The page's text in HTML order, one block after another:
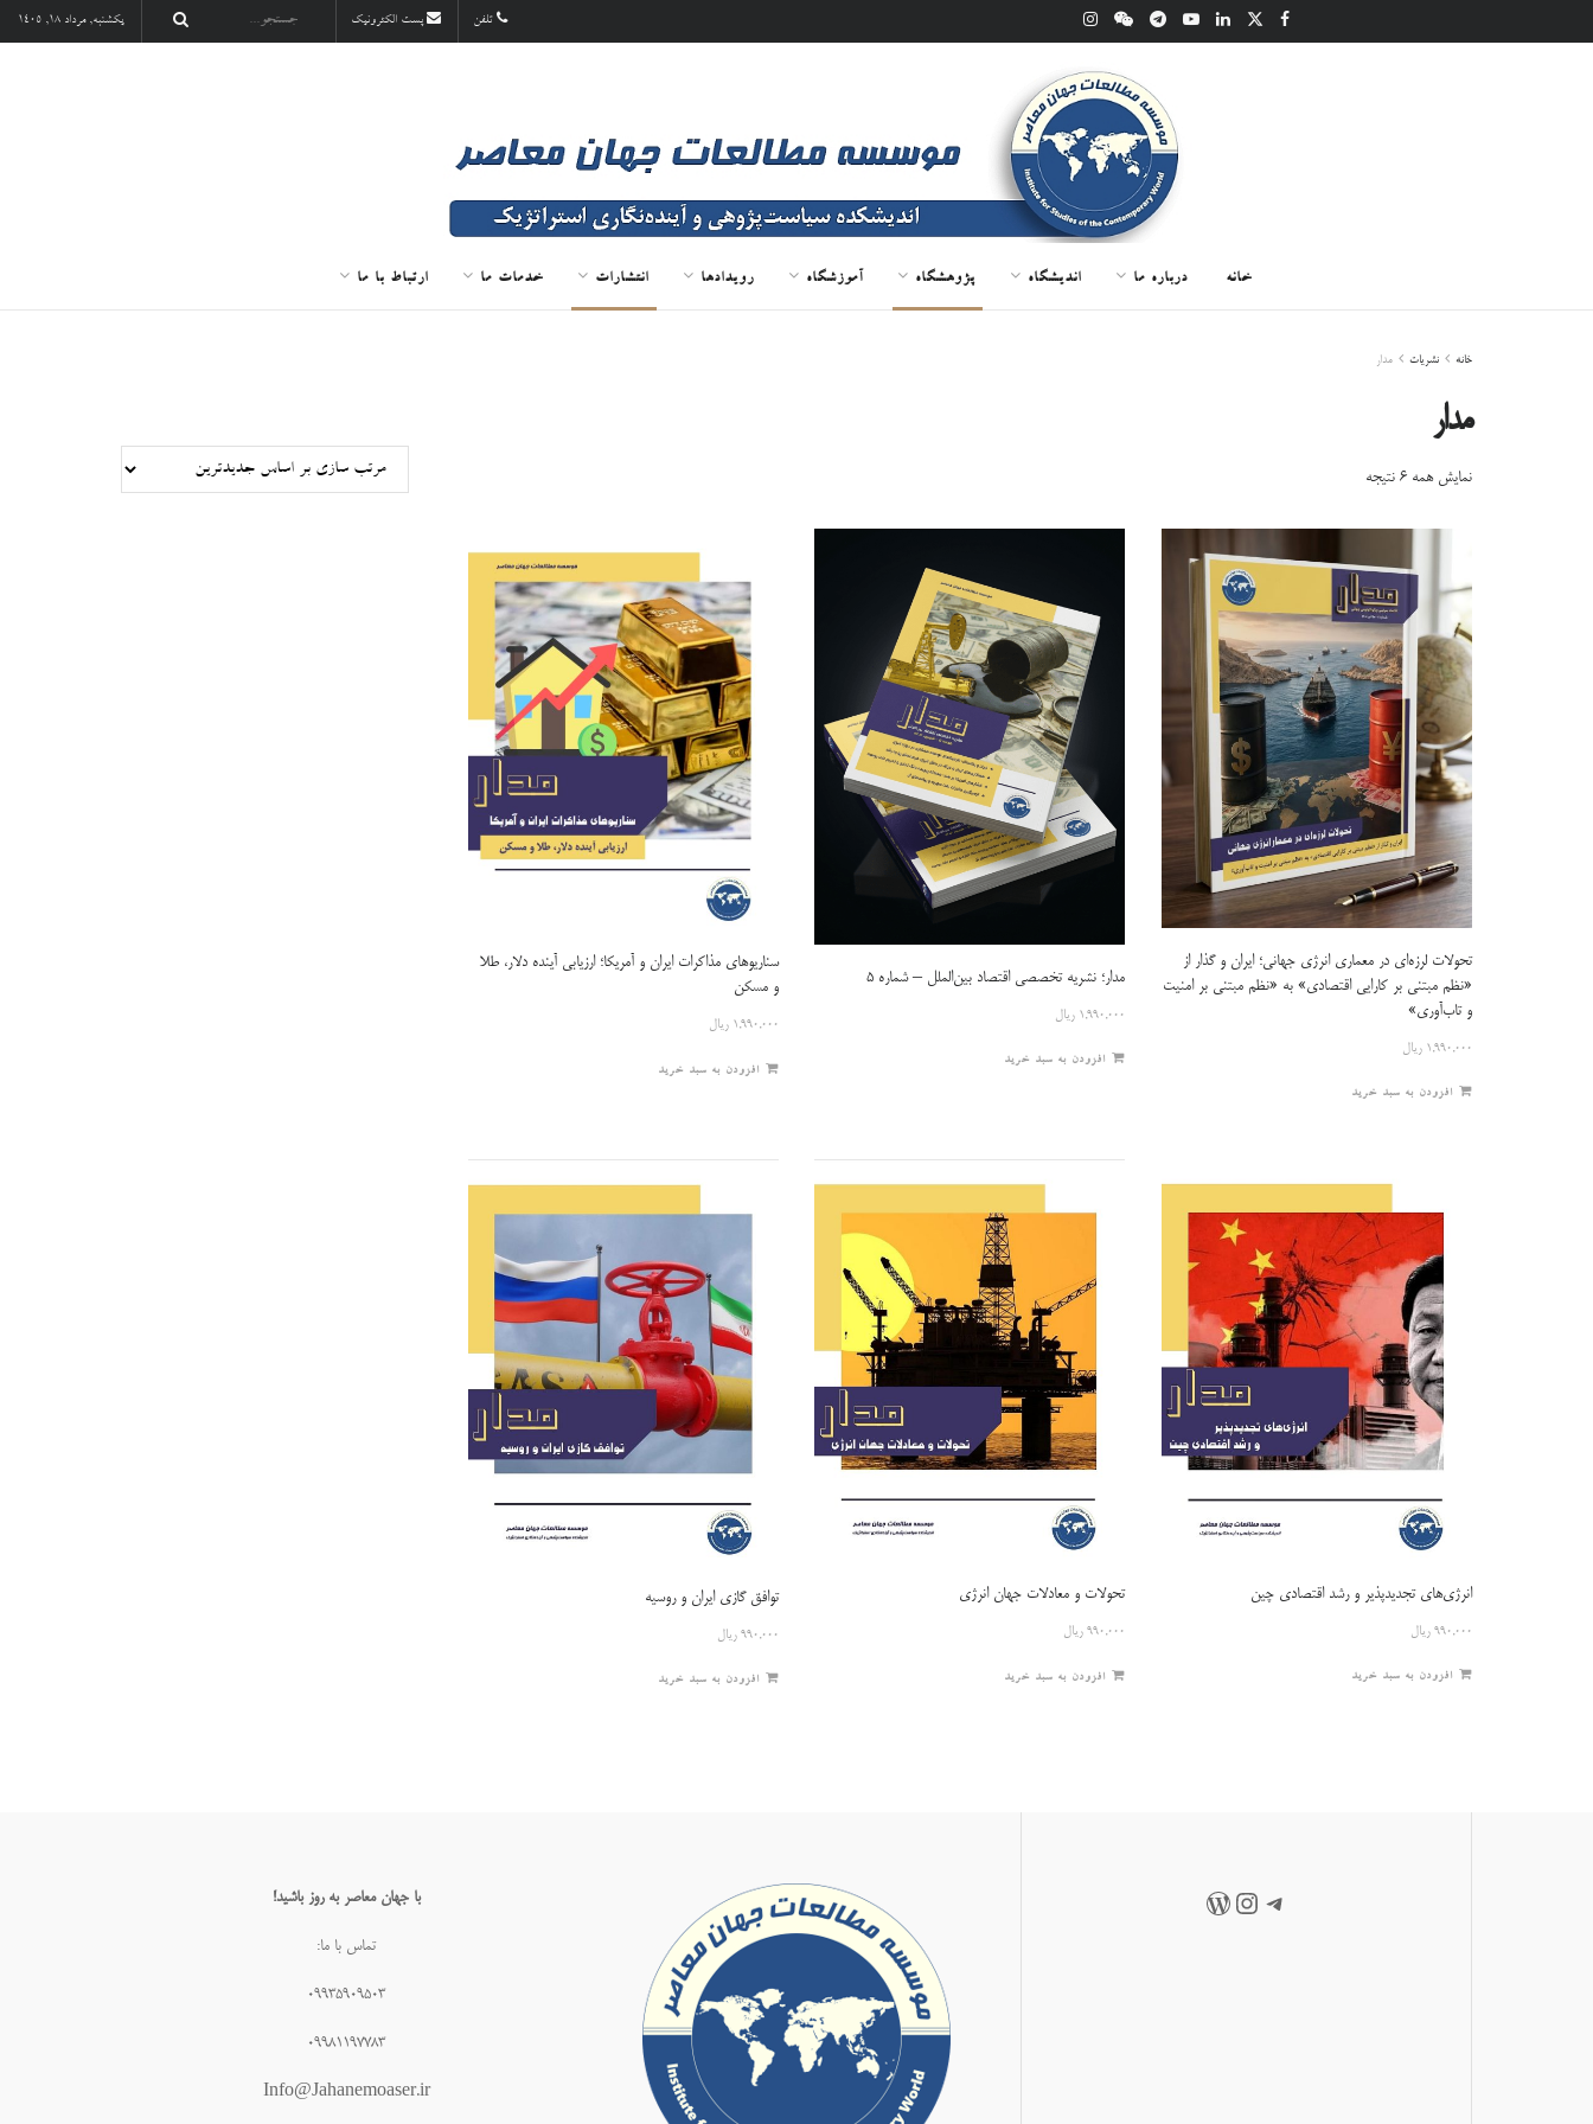
تلفن پست الکترونیک یکشنبه, مرداد ۱۸, ۱۴۰۵
خانه درباره ما اندیشگاه پژوهشگاه آموزشگاه رویدادها انتشارات خدمات ما ارتباط با ما
خانه نشریات مدار
مدار
نمایش همه ۶ نتیجه
تحولات لرزه‌ای در معماری انرژی جهانی؛ ایران و گذار از
«نظم مبتنی بر کارایی اقتصادی» به «نظم مبتنی بر امنیت
و تاب‌آوری»
۱,۹۹۰,۰۰۰ ریال
افزودن به سبد خرید
مدار؛ نشریه تخصصی اقتصاد بین‌الملل – شماره ۵
۱,۹۹۰,۰۰۰ ریال
افزودن به سبد خرید
سناریوهای مذاکرات ایران و آمریکا؛ ارزیابی آینده دلار، طلا
و مسکن
۱,۹۹۰,۰۰۰ ریال
افزودن به سبد خرید
انرژی‌های تجدیدپذیر و رشد اقتصادی چین
۹۹۰,۰۰۰ ریال
افزودن به سبد خرید
تحولات و معادلات جهان انرژی
۹۹۰,۰۰۰ ریال
افزودن به سبد خرید
توافق گازی ایران و روسیه
۹۹۰,۰۰۰ ریال
افزودن به سبد خرید
تلگراماینستاگرم
وردپرس با جهان معاصر به روز باشید!
تماس با ما:
۰۹۹۳۵۹۰۹۵۰۳
۰۹۹۸۱۱۹۷۷۸۳
Info@Jahanemoaser.ir